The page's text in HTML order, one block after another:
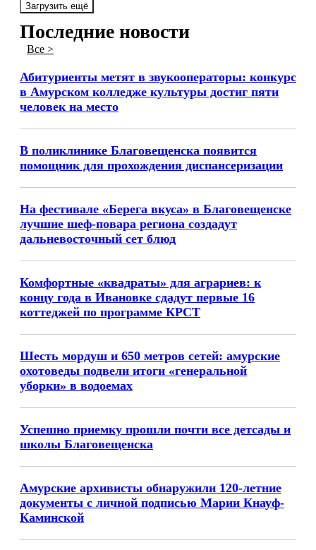
Загрузить ещё
Последние новости
Все >
Абитуриенты метят в звукооператоры: конкурс
в Амурском колледже культуры достиг пяти
человек на место
В поликлинике Благовещенска появится
помощник для прохождения диспансеризации
На фестивале «Берега вкуса» в Благовещенске
лучшие шеф-повара региона создадут
дальневосточный сет блюд
Комфортные «квадраты» для аграриев: к
концу года в Ивановке сдадут первые 16
коттеджей по программе КРСТ
Шесть мордуш и 650 метров сетей: амурские
охотоведы подвели итоги «генеральной
уборки» в водоемах
Успешно приемку прошли почти все детсады и
школы Благовещенска
Амурские архивисты обнаружили 120-летние
документы с личной подписью Марии Кнауф-
Каминской